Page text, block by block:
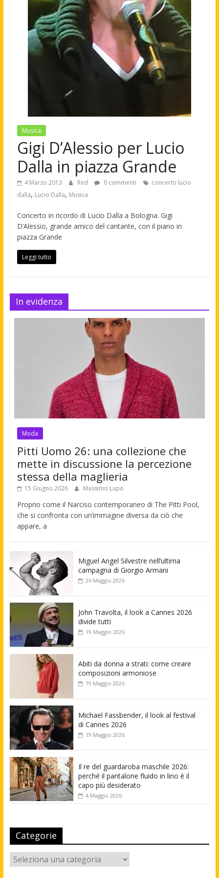
Musica
Gigi D’Alessio per Lucio
Dalla in piazza Grande
4 Marzo 2013 Red 0 commenti
concerto lucio
dalla, Lucio Dalla, Musica
Concerto in ricordo di Lucio Dalla a Bologna. Gigi
D’Alessio, grande amico del cantante, con il piano in
piazza Grande
Leggi tutto
In evidenza
Moda
Pitti Uomo 26: una collezione che
mette in discussione la percezione
stessa della maglieria
15 Giugno 2026 Massimo Lupo
Proprio come il Narciso contemporaneo di The Pitti Pool,
che si confronta con un’immagine diversa da ciò che
appare, a
Miguel Angel Silvestre nell’ultima
campagna di Giorgio Armani
26 Maggio 2026
John Travolta, il look a Cannes 2026
divide tutti
19 Maggio 2026
Abiti da donna a strati: come creare
composizioni armoniose
19 Maggio 2026
Michael Fassbender, il look al festival
di Cannes 2026
19 Maggio 2026
Il re del guardaroba maschile 2026:
perché il pantalone fluido in lino è il
capo più desiderato
4 Maggio 2026
Categorie
Categorie